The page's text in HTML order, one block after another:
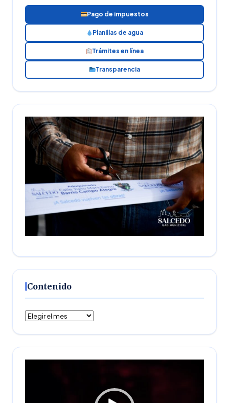
Pago de impuestos
Planillas de agua
Trámites en línea
Transparencia
Contenido
Contenido